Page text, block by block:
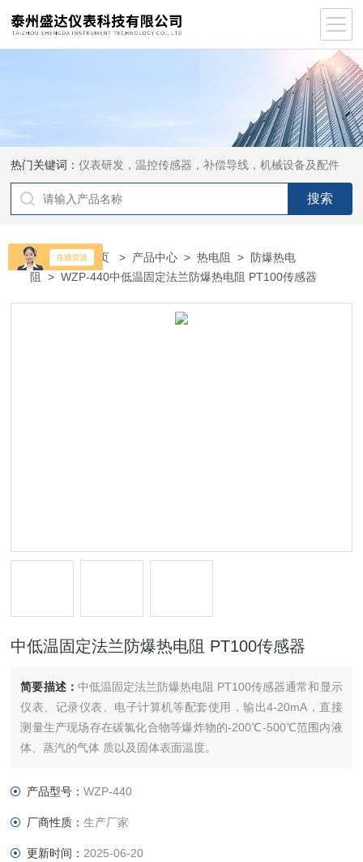
热门关键词：仪表研发，温控传感器，补偿导线，机械设备及配件
当前位置：首页 > 产品中心 >热电阻 > 防爆热电
阻
> WZP-440中低温固定法兰防爆热电阻 PT100传感器
中低温固定法兰防爆热电阻 PT100传感器
简要描述： 中低温固定法兰防爆热电阻 PT100传感器通常和显示
仪表、记录仪表、电子计算机等配套使用，输出4-20mA，直接
测量生产现场存在碳氯化合物等爆炸物的-200℃-500℃范围内液
体、蒸汽的气体 质以及固体表面温度。
产品型号：WZP-440
厂商性质：生产厂家
更新时间： 2025-06-20